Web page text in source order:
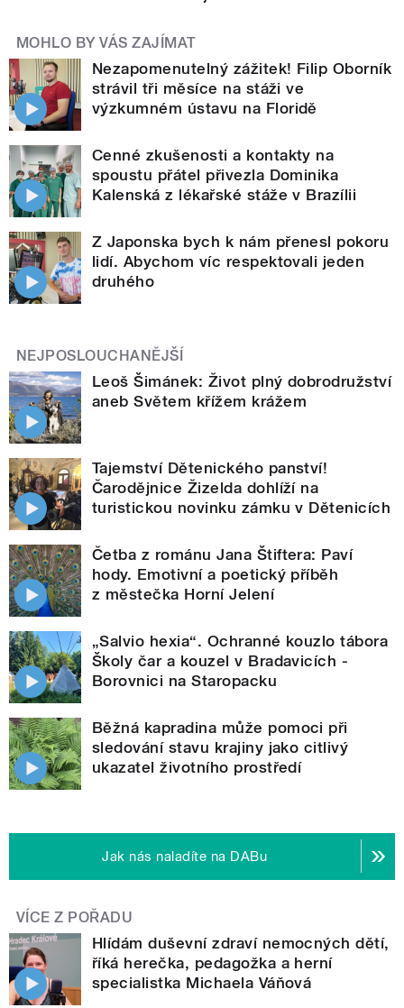
MOHLO BY VÁS ZAJÍMAT
Nezapomenutelný zážitek! Filip Oborník
strávil tři měsíce na stáži ve
výzkumném ústavu na Floridě
Cenné zkušenosti a kontakty na
spoustu přátel přivezla Dominika
Kalenská z lékařské stáže v Brazílii
Z Japonska bych k nám přenesl pokoru
lidí. Abychom víc respektovali jeden
druhého
NEJPOSLOUCHANĚJŠÍ
Leoš Šimánek: Život plný dobrodružství
aneb Světem křížem krážem
Tajemství Dětenického panství!
Čarodějnice Žizelda dohlíží na
turistickou novinku zámku v Dětenicích
Četba z románu Jana Štiftera: Paví
hody. Emotivní a poetický příběh
z městečka Horní Jelení
„Salvio hexia“. Ochranné kouzlo tábora
Školy čar a kouzel v Bradavicích -
Borovnici na Staropacku
Běžná kapradina může pomoci při
sledování stavu krajiny jako citlivý
ukazatel životního prostředí
Jak nás naladíte na DABu
VÍCE Z POŘADU
Hlídám duševní zdraví nemocných dětí,
říká herečka, pedagožka a herní
specialistka Michaela Váňová